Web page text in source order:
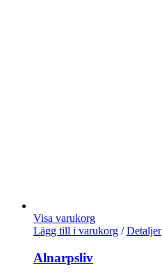
Visa varukorg
Lägg till i varukorg / Detaljer
Alnarpsliv